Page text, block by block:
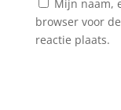
Mijn naam,
browser voor
reactie plaats.